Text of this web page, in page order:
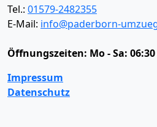
Tel.: 01579-2482355
E-Mail: info@paderborn-
Öffnungszeiten: Mo - Sa:
Impressum
Datenschutz